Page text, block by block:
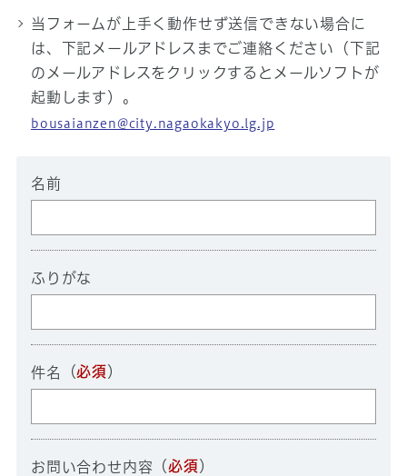
当フォームが上手く動作せず送信できない場合に
は、下記メールアドレスまでご連絡ください（下記
のメールアドレスをクリックするとメールソフトが
起動します）。
bousaianzen@city.nagaokakyo.lg.jp
名前
ふりがな
件名 （必須 ）
お問い合わせ内容 （必須 ）